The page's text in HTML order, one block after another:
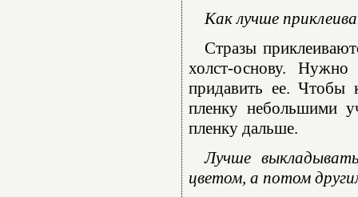
Как лучше
Стразы
холст-основу.
придавить ее. Чтобы
пленку небольшими
пленку дальше.
Лучше
цветом, а потом